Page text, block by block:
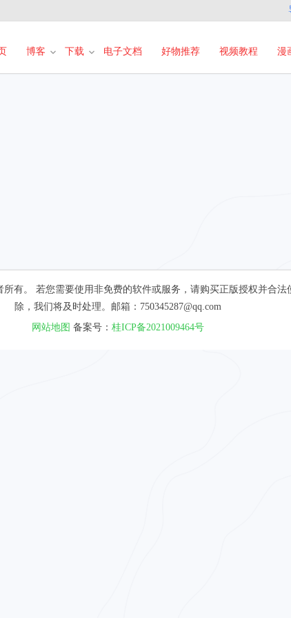
博客 下载 电子文档 好物推荐 视频教程 漫
有。 若您需要使用非免费的软件或服务，请购买正版授权并合
除，我们将及时处理。邮箱：750345287@qq.com
网站地图 备案号： 桂ICP备2021009464号